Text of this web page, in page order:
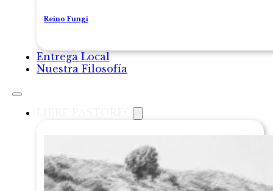
Reino Fungi
Entrega Local
Nuestra Filosofía